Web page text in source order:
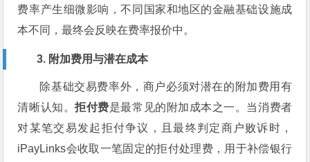
费率产生细微影响，不同国家和地区的金融基础设施成
本不同，最终会反映在费率报价中。
3. 附加费用与潜在成本
除基础交易费率外，商户必须对潜在的附加费用有
清晰认知。拒付费是最常见的附加成本之一。当消费者
对某笔交易发起拒付争议，且最终判定商户败诉时，
iPayLinks会收取一笔固定的拒付处理费，用于补偿银行